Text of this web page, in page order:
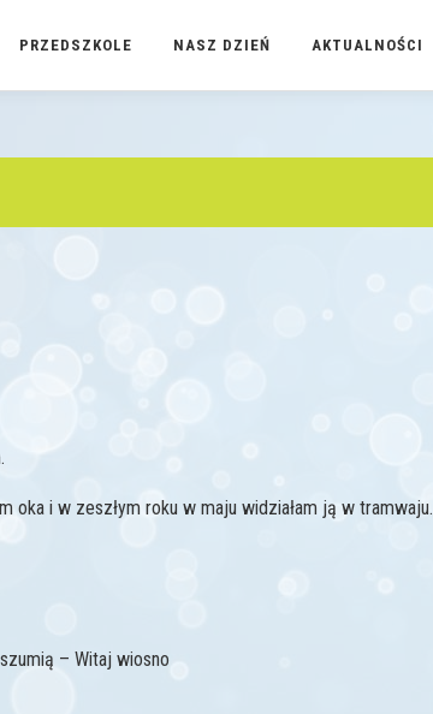
PRZEDSZKOLE NASZ DZIEŃ AKTUALNOŚCI
oka i w zeszłym roku w maju widziałam ją w tramwaju.
– Witaj wiosno